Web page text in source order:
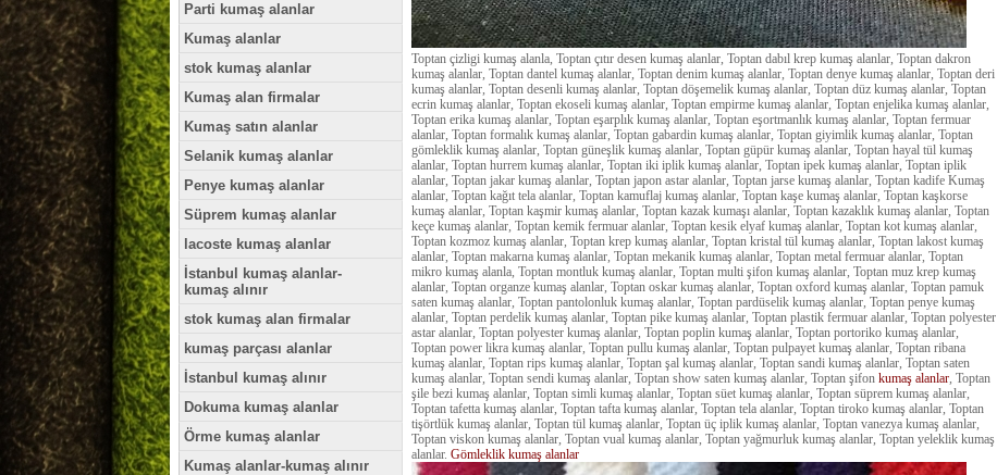
Parti kumaş alanlar
Kumaş alanlar
stok kumaş alanlar
Kumaş alan firmalar
Kumaş satın alanlar
Selanik kumaş alanlar
Penye kumaş alanlar
Süprem kumaş alanlar
lacoste kumaş alanlar
İstanbul kumaş alanlar-
kumaş alınır
stok kumaş alan firmalar
kumaş parçası alanlar
İstanbul kumaş alınır
Dokuma kumaş alanlar
Örme kumaş alanlar
Kumaş alanlar-kumaş alınır
Toptan çizligi kumaş alanla, Toptan çıtır desen kumaş alanlar, Toptan dabıl krep kumaş alanlar, Toptan dakron
kumaş alanlar, Toptan dantel kumaş alanlar, Toptan denim kumaş alanlar, Toptan denye kumaş alanlar, Toptan deri
kumaş alanlar, Toptan desenli kumaş alanlar, Toptan döşemelik kumaş alanlar, Toptan düz kumaş alanlar, Toptan
ecrin kumaş alanlar, Toptan ekoseli kumaş alanlar, Toptan empirme kumaş alanlar, Toptan enjelika kumaş alanlar,
Toptan erika kumaş alanlar, Toptan eşarplık kumaş alanlar, Toptan eşortmanlık kumaş alanlar, Toptan fermuar
alanlar, Toptan formalık kumaş alanlar, Toptan gabardin kumaş alanlar, Toptan giyimlik kumaş alanlar, Toptan
gömleklik kumaş alanlar, Toptan güneşlik kumaş alanlar, Toptan güpür kumaş alanlar, Toptan hayal tül kumaş
alanlar, Toptan hurrem kumaş alanlar, Toptan iki iplik kumaş alanlar, Toptan ipek kumaş alanlar, Toptan iplik
alanlar, Toptan jakar kumaş alanlar, Toptan japon astar alanlar, Toptan jarse kumaş alanlar, Toptan kadife Kumaş
alanlar, Toptan kağıt tela alanlar, Toptan kamuflaj kumaş alanlar, Toptan kaşe kumaş alanlar, Toptan kaşkorse
kumaş alanlar, Toptan kaşmir kumaş alanlar, Toptan kazak kumaşı alanlar, Toptan kazaklık kumaş alanlar, Toptan
keçe kumaş alanlar, Toptan kemik fermuar alanlar, Toptan kesik elyaf kumaş alanlar, Toptan kot kumaş alanlar,
Toptan kozmoz kumaş alanlar, Toptan krep kumaş alanlar, Toptan kristal tül kumaş alanlar, Toptan lakost kumaş
alanlar, Toptan makarna kumaş alanlar, Toptan mekanik kumaş alanlar, Toptan metal fermuar alanlar, Toptan
mikro kumaş alanla, Toptan montluk kumaş alanlar, Toptan multi şifon kumaş alanlar, Toptan muz krep kumaş
alanlar, Toptan organze kumaş alanlar, Toptan oskar kumaş alanlar, Toptan oxford kumaş alanlar, Toptan pamuk
saten kumaş alanlar, Toptan pantolonluk kumaş alanlar, Toptan pardüselik kumaş alanlar, Toptan penye kumaş
alanlar, Toptan perdelik kumaş alanlar, Toptan pike kumaş alanlar, Toptan plastik fermuar alanlar, Toptan polyester
astar alanlar, Toptan polyester kumaş alanlar, Toptan poplin kumaş alanlar, Toptan portoriko kumaş alanlar,
Toptan power likra kumaş alanlar, Toptan pullu kumaş alanlar, Toptan pulpayet kumaş alanlar, Toptan ribana
kumaş alanlar, Toptan rips kumaş alanlar, Toptan şal kumaş alanlar, Toptan sandi kumaş alanlar, Toptan saten
kumaş alanlar, Toptan sendi kumaş alanlar, Toptan show saten kumaş alanlar, Toptan şifon kumaş alanlar, Toptan
şile bezi kumaş alanlar, Toptan simli kumaş alanlar, Toptan süet kumaş alanlar, Toptan süprem kumaş alanlar,
Toptan tafetta kumaş alanlar, Toptan tafta kumaş alanlar, Toptan tela alanlar, Toptan tiroko kumaş alanlar, Toptan
tişörtlük kumaş alanlar, Toptan tül kumaş alanlar, Toptan üç iplik kumaş alanlar, Toptan vanezya kumaş alanlar,
Toptan viskon kumaş alanlar, Toptan vual kumaş alanlar, Toptan yağmurluk kumaş alanlar, Toptan yeleklik kumaş
alanlar. Gömleklik kumaş alanlar